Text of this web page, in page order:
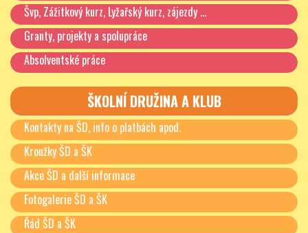
Švp, Zážitkový kurz, Lyžařský kurz, zájezdy …
Granty, projekty a spolupráce
Absolventské práce
ŠKOLNÍ DRUŽINA A KLUB
Kontakty na ŠD, info o platbách apod.
Kroužky ŠD a ŠK
Akce ŠD a další informace
Fotogalerie ŠD a ŠK
Řád ŠD a ŠK